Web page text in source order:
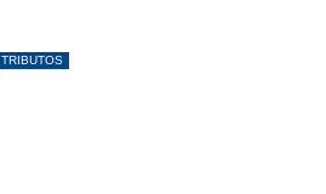
TRIBUTOS